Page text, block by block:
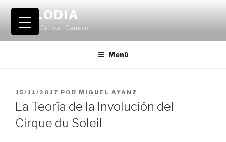
Saltar
contenido
VOLODIA
Teatro | Crítica | Cambio
Menú
PUBLICADO
EL
15/11/2017 POR MIGUEL AYANZ
La Teoría de la Involución del
Cirque du Soleil